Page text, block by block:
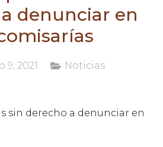
denunciar en
9, 2021 Noticias
sin derecho a denunciar en